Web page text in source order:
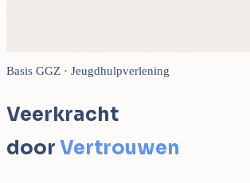
Basis GGZ · Jeugdhulpverlening
Veerkracht
door Vertrouwen